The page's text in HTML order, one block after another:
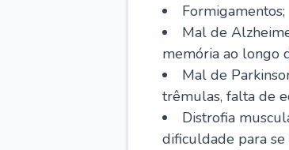
Formigamentos;
Mal de
memória ao longo
Mal de
trêmulas, falta de
Distrofia
dificuldade para